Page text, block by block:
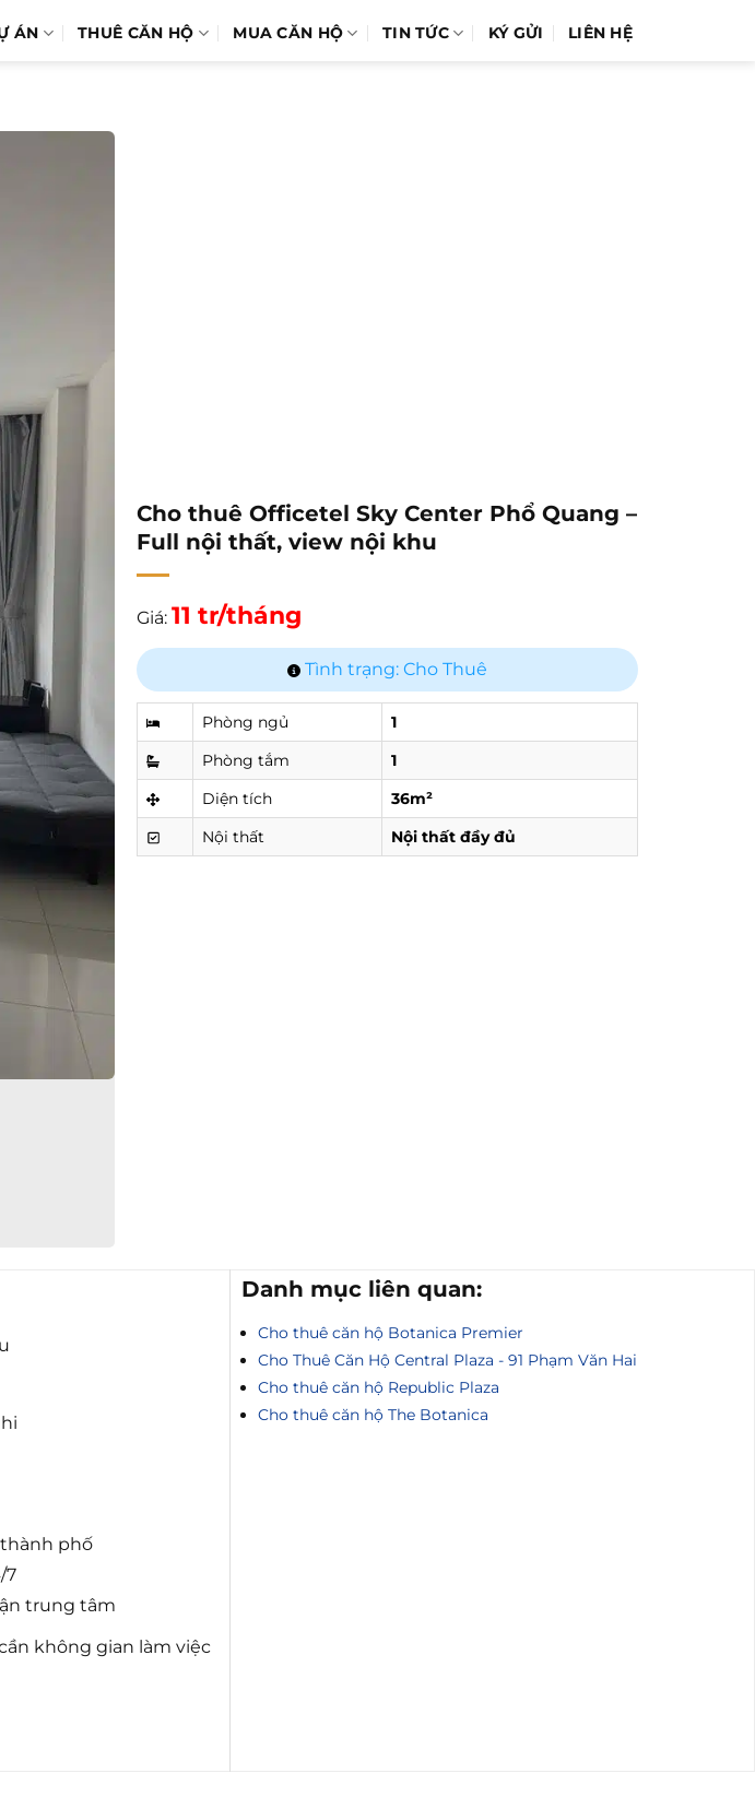
ÁN THUÊ CĂN HỘ MUA CĂN HỘ TIN TỨC KÝ GỬI LIÊN HỆ
Cho thuê Officetel Sky Center Phổ Quang –
Full nội thất, view nội khu
Giá: 11 tr/tháng
Tình trạng: Cho Thuê
Phòng ngủ
1
Phòng tắm
1
Diện tích
36m²
Nội thất
Nội thất đầy đủ
phố
7
trung tâm
không gian làm việc
Danh mục liên quan:
Cho thuê căn hộ Botanica Premier
Cho Thuê Căn Hộ Central Plaza - 91 Phạm Văn Hai
Cho thuê căn hộ Republic Plaza
Cho thuê căn hộ The Botanica